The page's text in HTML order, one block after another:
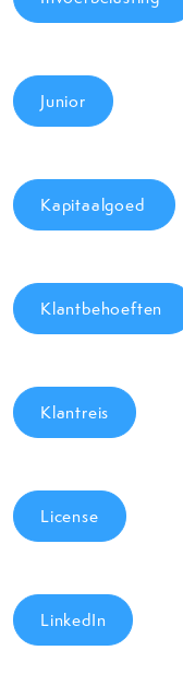
Junior
Kapitaalgoed
Klantbehoeften
Klantreis
License
LinkedIn